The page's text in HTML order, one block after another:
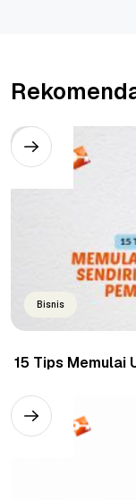
Bisnis
15 Tips Memulai